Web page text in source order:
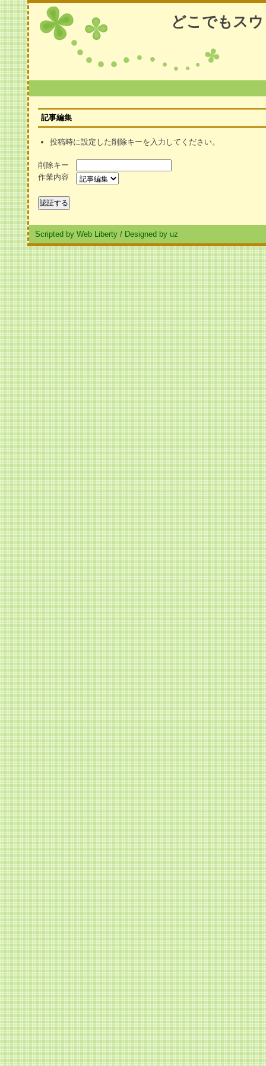
どこでもス
記事編集
投稿時に設定した削除キーを入力してください。
削除キー
作業内容
Scripted by Web Liberty / Designed by uz